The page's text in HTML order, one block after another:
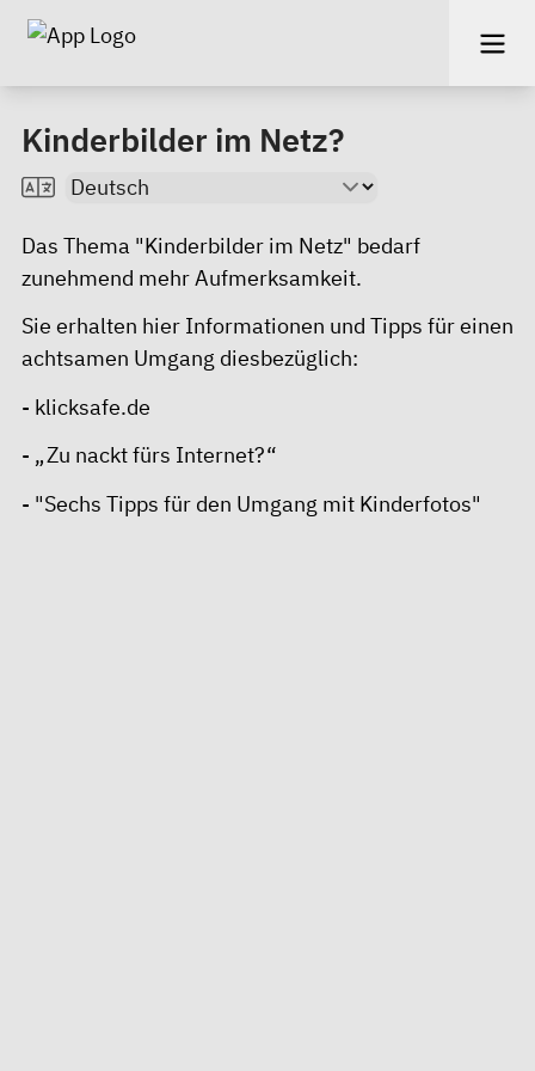
Kinderbilder im Netz?
Das Thema "Kinderbilder im Netz" bedarf
zunehmend mehr Aufmerksamkeit.
Sie erhalten hier Informationen und Tipps für einen
achtsamen Umgang diesbezüglich:
- klicksafe.de
- „Zu nackt fürs Internet?“
- "Sechs Tipps für den Umgang mit Kinderfotos"